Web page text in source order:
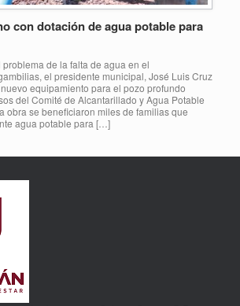
con dotación de agua potable para
de la falta de agua en el
el presidente municipal, José Luis Cruz
equipamiento para el pozo profundo
del Comité de Alcantarillado y Agua Potable
obra se beneficiaron miles de familias que
agua potable para […]